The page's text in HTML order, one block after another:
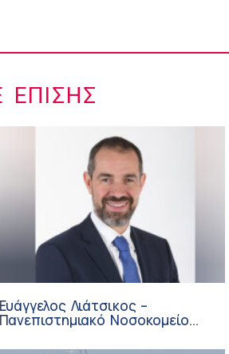
ΕΠΊΣΗΣ
Ευάγγελος Λιάτσικος –
Πανεπιστημιακό Νοσοκομείο